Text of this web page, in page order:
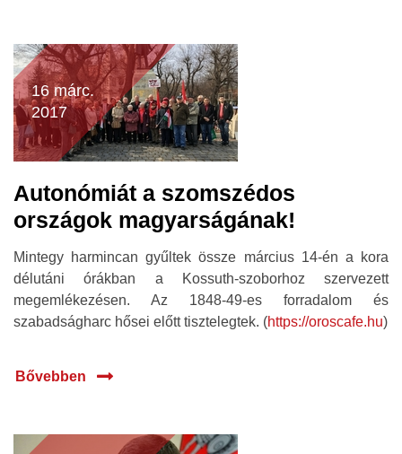
16 márc.
2017
Autonómiát a szomszédos
országok magyarságának!
Mintegy harmincan gyűltek össze március 14-én a kora
délutáni órákban a Kossuth-szoborhoz szervezett
megemlékezésen. Az 1848-49-es forradalom és
szabadságharc hősei előtt tisztelegtek. (https://oroscafe.hu)
Bővebben